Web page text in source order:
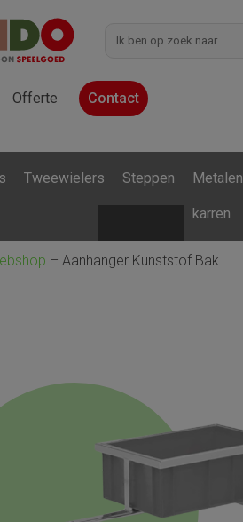
Offerte Contact
Tweewielers Steppen Metalen
karren
– Aanhanger Kunststof Bak